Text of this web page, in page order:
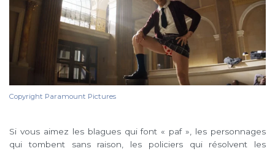
Copyright Paramount Pictures
Si vous aimez les blagues qui font « paf », les personnages
qui tombent sans raison, les policiers qui résolvent les